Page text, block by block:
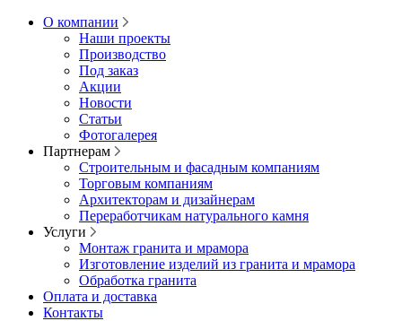
О компании
Наши проекты
Производство
Под заказ
Акции
Новости
Статьи
Фотогалерея
Партнерам
Строительным и фасадным компаниям
Торговым компаниям
Архитекторам и дизайнерам
Переработчикам натурального камня
Услуги
Монтаж гранита и мрамора
Изготовление изделий из гранита и мрамора
Обработка гранита
Оплата и доставка
Контакты